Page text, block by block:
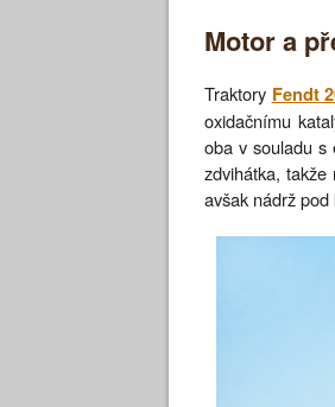
Motor a
Traktory Fendt
oxidačnímu
oba v souladu s
zdvihátka,
avšak nádrž